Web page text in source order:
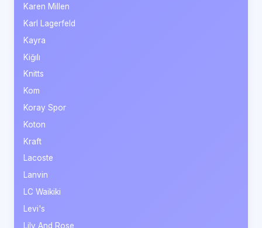
Karen Millen
Karl Lagerfeld
Kayra
Kiğılı
Knitts
Kom
Koray Spor
Koton
Kraft
Lacoste
Lanvin
LC Waikiki
Levi's
Lily And Rose